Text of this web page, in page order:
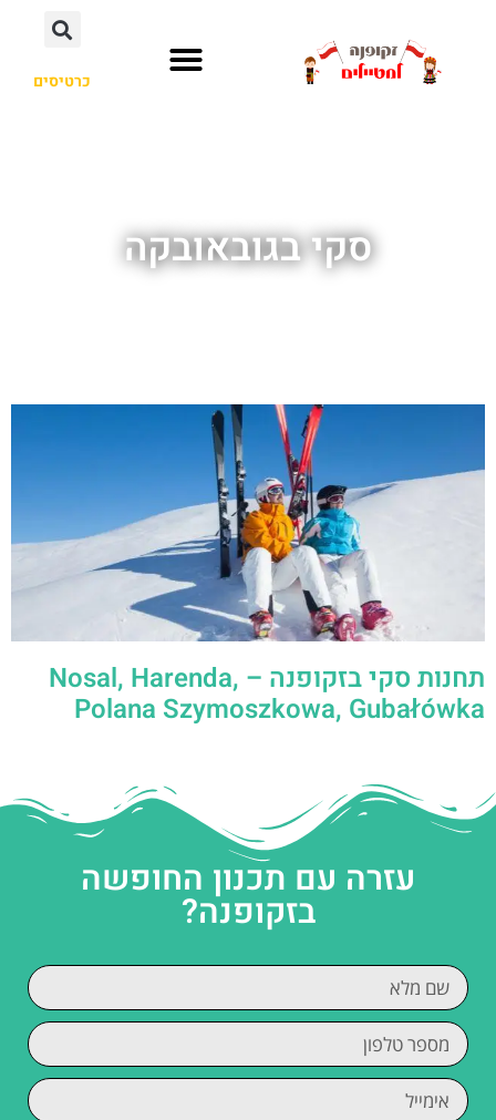
כרטיסים
סקי בגובאובקה
תחנות סקי בזקופנה – Nosal, Harenda,
Polana Szymoszkowa, Gubałówka
עזרה עם תכנון החופשה
בזקופנה?